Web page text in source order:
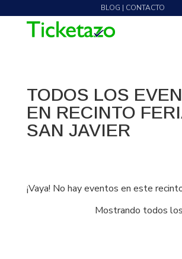
BLOG | CONTACTO
TODOS LOS
EN RECINTO
SAN JAVIER
¡Vaya! No hay eventos en este
Mostrando todos